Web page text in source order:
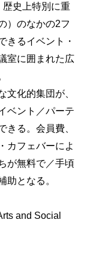
史上特別に重
）のなかの2フ
きるイベント・
室に囲まれた広
文化的集団が、
ベント／パーテ
きる。会員費、
カフェバーによ
が無料で／手頃
助となる。
and Social